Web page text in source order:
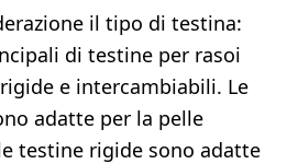
il tipo di testina:
di testine per rasoi
e intercambiabili. Le
adatte per la pelle
testine rigide sono adatte